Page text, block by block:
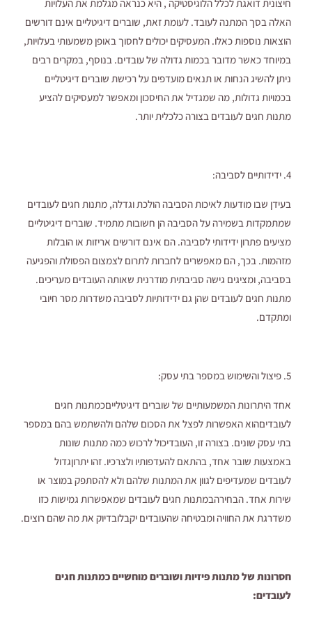
חיצונית דואגת לכלל הלוגיסטיקה , היא כנראה מגלמת את העלויות
האלה בסך המתנה לעובד. לעומת זאת, שוברים דיגיטליים אינם דורשים
הוצאות נוספות כאלו. המעסיקים יכולים לחסוך באופן משמעותי בעלויות,
במיוחד כאשר מדובר בכמות גדולה של עובדים. בנוסף, במקרים רבים
ניתן להשיג הנחות או תנאים מועדפים על רכישת שוברים דיגיטליים
בכמויות גדולות, מה שמגדיל את החיסכון ומאפשר למעסיקים להציע
מתנות חגים לעובדים בצורה כלכלית יותר.
4. ידידותיים לסביבה:
בעידן שבו מודעות לאיכות הסביבה הולכת וגדלה, מתנות חגים לעובדים
שמתמקדות בשמירה על הסביבה הן חשובות מתמיד. שוברים דיגיטליים
מציעים פתרון ידידותי לסביבה. הם אינם דורשים אריזות או הובלות
מזהמות. בכך, הם מאפשרים לחברות לתרום לצמצום הפסולת והפגיעה
בסביבה, ומציגים גישה סביבתית מודרנית שאותה העובדים מעריכים.
מתנות חגים לעובדים שהן גם ידידותיות לסביבה משדרות מסר חיובי
ומתקדם.
5. פיצול והשימוש במספר בתי עסק:
אחד היתרונות המשמעותיים של שוברים דיגיטלייםכמתנות חגים
לעובדיםהוא האפשרות לפצל את הסכום שלהם ולהשתמש בהם במספר
בתי עסק שונים. בצורה זו, העובדיכול לרכוש כמה מתנות שונות
באמצעות שובר אחד, בהתאם להעדפותיו ולצרכיו. זהו יתרוןגדול
לעובדים שמעדיפים לגוון את המתנות שלהם ולא להסתפק במוצר או
שירות אחד. הבחירהבמתנות חגים לעובדים שמאפשרות גמישות כזו
משדרגת את החוויה ומבטיחה שהעובדים יקבלובדיוק את מה שהם רוצים.
חסרונות של מתנות פיזיות ושוברים מוחשיים כמתנות חגים
לעובדים: